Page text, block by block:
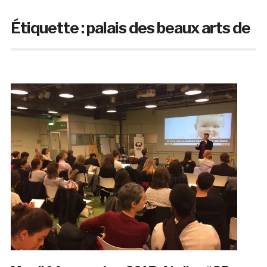
Étiquette :palais des beaux arts de